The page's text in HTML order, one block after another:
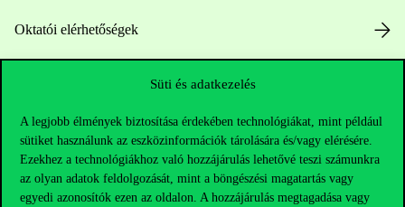
Süti és adatkezelés
A legjobb élmények biztosítása érdekében technológiákat, mint például
sütiket használunk az eszközinformációk tárolására és/vagy elérésére.
Ezekhez a technológiákhoz való hozzájárulás lehetővé teszi számunkra
az olyan adatok feldolgozását, mint a böngészési magatartás vagy
egyedi azonosítók ezen az oldalon. A hozzájárulás megtagadása vagy
Oktatói elérhetőségek
Sajtó:press@uni-corvinus.hu